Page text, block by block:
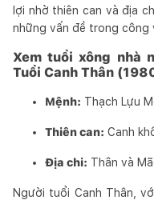
lợi nhờ thiên can và địa
những vấn đề trong công
Xem tuổi xông nhà
Tuổi Canh Thân
Mệnh: Thạch Lựu
Thiên can: Canh
Địa chi: Thân và
Người tuổi Canh Thân,